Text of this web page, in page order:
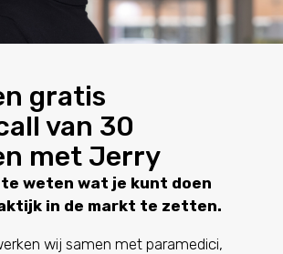
gratis
van 30
met Jerry
weten wat je kunt doen
in de markt te zetten.
wij samen met paramedici,